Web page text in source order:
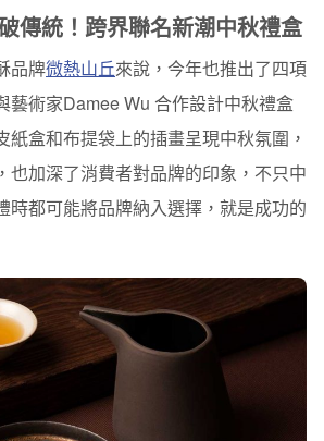
傳統！跨界聯名新潮中秋禮盒
品牌微熱山丘來說，今年也推出了四項
藝術家Damee Wu 合作設計中秋禮盒
紙盒和布提袋上的插畫呈現中秋氛圍，
也加深了消費者對品牌的印象， 不只中
時都可能將品牌納入選擇，就是成功的